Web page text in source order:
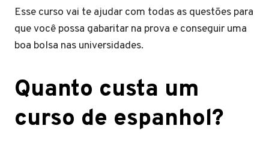
Esse curso vai te ajudar com todas as questões para
que você possa gabaritar na prova e conseguir uma
boa bolsa nas universidades.
Quanto custa um
curso de espanhol?